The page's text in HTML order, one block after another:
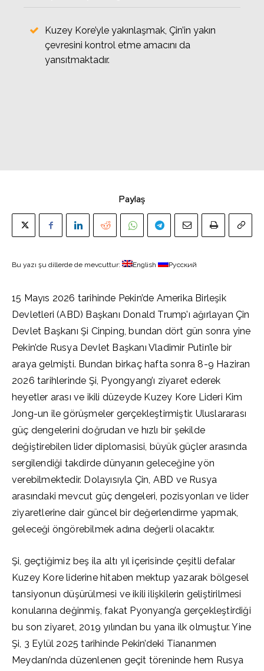
Kuzey Kore’yle yakınlaşmak, Çin’in yakın
çevresini kontrol etme amacını da
yansıtmaktadır.
Paylaş
Bu yazı şu dillerde de mevcuttur: English Русский
15 Mayıs 2026 tarihinde Pekin’de Amerika Birleşik
Devletleri (ABD) Başkanı Donald Trump’ı ağırlayan Çin
Devlet Başkanı Şi Cinping, bundan dört gün sonra yine
Pekin’de Rusya Devlet Başkanı Vladimir Putin’le bir
araya gelmişti. Bundan birkaç hafta sonra 8-9 Haziran
2026 tarihlerinde Şi, Pyongyang’ı ziyaret ederek
heyetler arası ve ikili düzeyde Kuzey Kore Lideri Kim
Jong-un ile görüşmeler gerçekleştirmiştir. Uluslararası
güç dengelerini doğrudan ve hızlı bir şekilde
değiştirebilen lider diplomasisi, büyük güçler arasında
sergilendiği takdirde dünyanın geleceğine yön
verebilmektedir. Dolayısıyla Çin, ABD ve Rusya
arasındaki mevcut güç dengeleri, pozisyonları ve lider
ziyaretlerine dair güncel bir değerlendirme yapmak,
geleceği öngörebilmek adına değerli olacaktır.
Şi, geçtiğimiz beş ila altı yıl içerisinde çeşitli defalar
Kuzey Kore liderine hitaben mektup yazarak bölgesel
tansiyonun düşürülmesi ve ikili ilişkilerin geliştirilmesi
konularına değinmiş, fakat Pyonyang’a gerçekleştirdiği
bu son ziyaret, 2019 yılından bu yana ilk olmuştur. Yine
Şi, 3 Eylül 2025 tarihinde Pekin’deki Tiananmen
Meydanı’nda düzenlenen geçit töreninde hem Rusya